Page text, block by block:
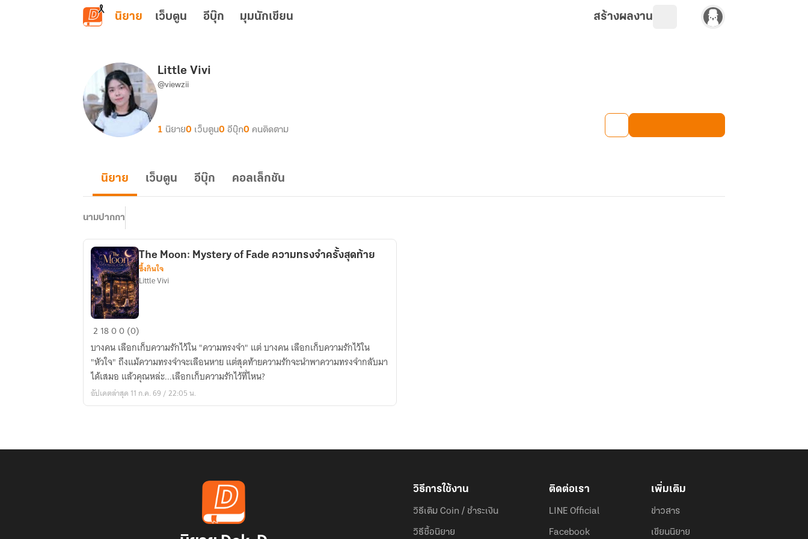
ข้ามไปยังเนื้อหาหลัก
นิยาย เว็บตูน อีบุ๊ก มุมนักเขียน สร้างผลงาน
Little Vivi
@viewzii
1 นิยาย0 เว็บตูน0 อีบุ๊ก0 คนติดตาม
นิยาย เว็บตูน อีบุ๊ก คอลเล็กชัน
นามปากกา
The
Mystery
of
Fade
ความ
The Moon: Mystery of Fade ความทรงจำครั้งสุดท้าย
ซึ้งกินใจ
Little Vivi
2 1800 (0)
บางคน เลือกเก็บความรักไว้ใน "ความทรงจำ" แต่ บางคน เลือกเก็บความรักไว้ใน
"หัวใจ" ถึงแม้ความทรงจำจะเลือนหาย แต่สุดท้ายความรักจะนำพาความทรงจำกลับมา
ได้เสมอ แล้วคุณหล่ะ...เลือกเก็บความรักไว้ที่ไหน?
อัปเดตล่าสุด 11 ก.ค. 69 / 22:05 น.
วิธีการใช้งาน
วิธีเติม Coin / ชำระเงิน
วิธีซื้อนิยาย
ติดต่อเรา
LINE Official
Facebook
เพิ่มเติม
ข่าวสาร
เขียนนิยาย